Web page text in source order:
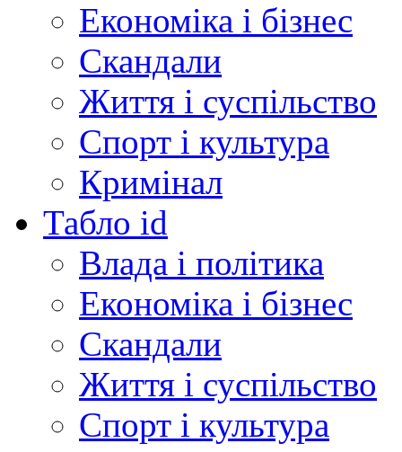
Економіка і бізнес
Скандали
Життя і суспільство
Спорт і культура
Кримінал
Табло id
Влада і політика
Економіка і бізнес
Скандали
Життя і суспільство
Спорт і культура